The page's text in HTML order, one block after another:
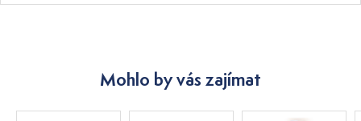
Mohlo by vás zajímat